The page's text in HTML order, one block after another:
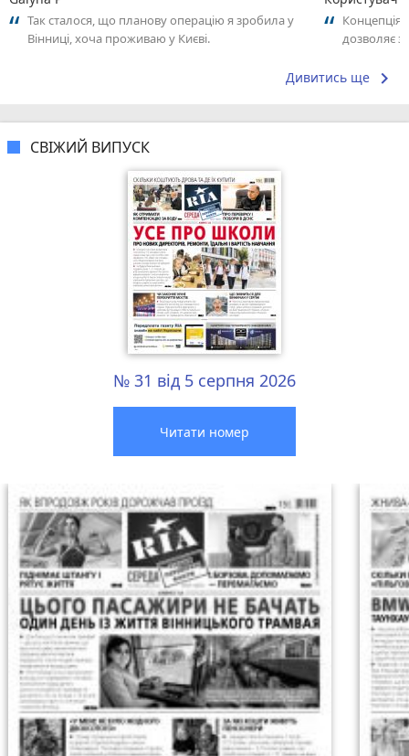
Так сталося, що планову операцію я зробила у
Вінниці, хоча проживаю у Києві.
дозволяє
Дивитись ще keyboard_arrow_right
СВІЖИЙ ВИПУСК
№ 31 від 5 серпня 2026
Читати номер